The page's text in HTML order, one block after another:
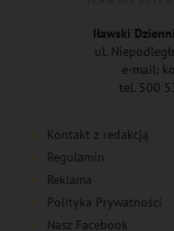
Iławski
ul.
e-mail:
tel. 500
Kontakt z redakcją
Regulamin
Reklama
Polityka Prywatności
Nasz Facebook